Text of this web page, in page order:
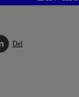
Del